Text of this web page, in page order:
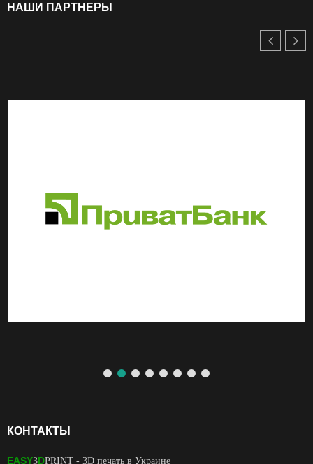
НАШИ ПАРТНЕРЫ
КОНТАКТЫ
EASY3DPRINT - 3D печать в Украине